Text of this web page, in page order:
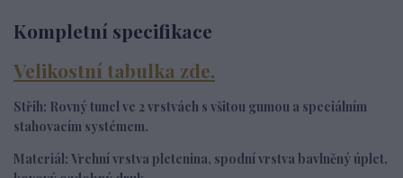
Kompletní specifikace
Velikostní tabulka zde.
Střih: Rovný tunel ve 2 vrstvách s všitou gumou a speciálním
stahovacím systémem.
Materiál: Vrchní vrstva pletenina, spodní vrstva bavlněný úplet,